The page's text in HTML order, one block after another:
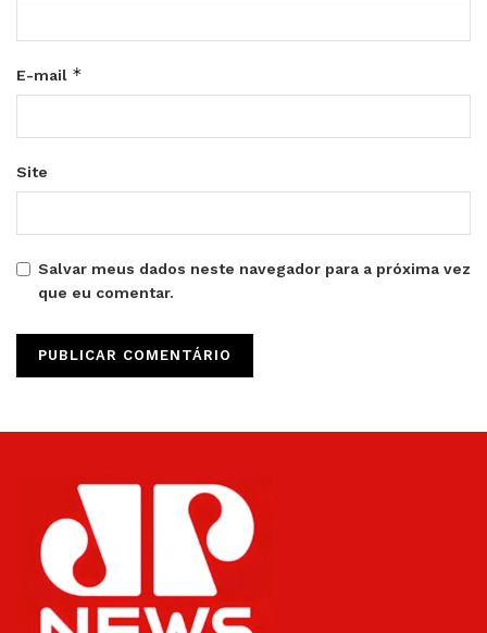
E-mail *
Site
Salvar meus dados neste navegador para a próxima vez
que eu comentar.